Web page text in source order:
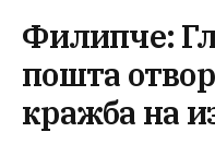
Филипче:
пошта
кражба на